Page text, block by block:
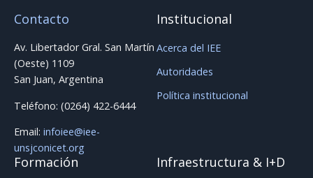
Contacto
Av. Libertador Gral. San Martín
(Oeste) 1109
San Juan, Argentina
Teléfono: (0264) 422-6444
Email: infoiee@iee-
unsjconicet.org
Institucional
Acerca del IEE
Autoridades
Política institucional
Formación Infraestructura & I+D